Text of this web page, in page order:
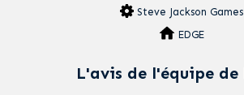
Steve Jackson Games
EDGE
L'avis de l'équipe de